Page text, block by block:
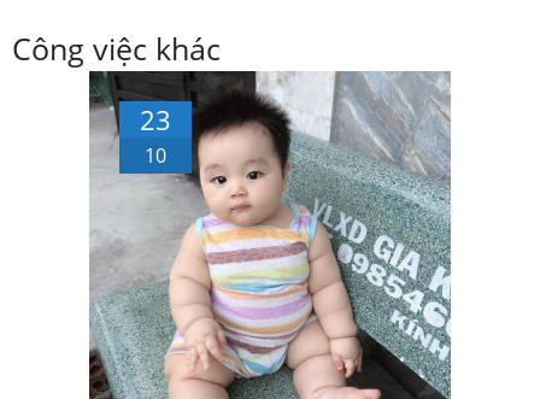
Công việc khác
23
10